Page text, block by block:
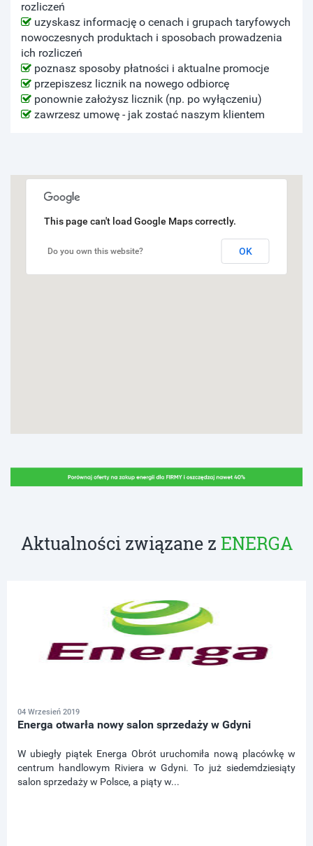
rozliczeń
uzyskasz informację o cenach i grupach taryfowych
nowoczesnych produktach i sposobach prowadzenia
ich rozliczeń
poznasz sposoby płatności i aktualne promocje
przepiszesz licznik na nowego odbiorcę
ponownie założysz licznik (np. po wyłączeniu)
zawrzesz umowę - jak zostać naszym klientem
This page can't load Google Maps correctly.
Do you own this website? OK
Aktualności związane z ENERGA
04 Wrzesień 2019
Energa otwarła nowy salon sprzedaży w Gdyni
W ubiegły piątek Energa Obrót uruchomiła nową placówkę w
centrum handlowym Riviera w Gdyni. To już siedemdziesiąty
salon sprzedaży w Polsce, a piąty w...